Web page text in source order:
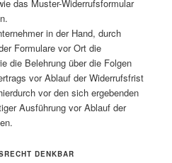
das Muster-Widerrufsformular
in der Hand, durch
Formulare vor Ort die
die Belehrung über die Folgen
vor Ablauf der Widerrufsfrist
vor den sich ergebenden
Ausführung vor Ablauf der
DENKBAR